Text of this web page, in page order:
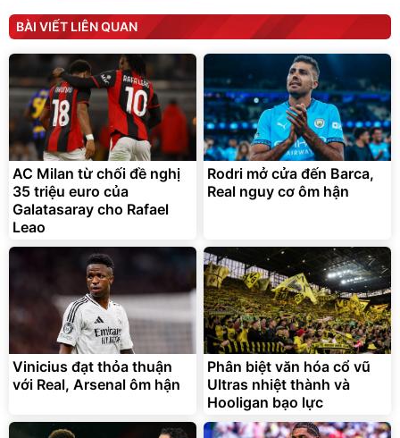
Bơm Lốp Kích Bình Ô Tô
V2 4in1 MEDICAR –
12.000mAh
2.690.000đ
1.335.100
cao áp có tạo bọt tuyết
399.000đ
BÀI VIẾT LIÊN QUAN
AC Milan từ chối đề nghị
35 triệu euro của
Galatasaray cho Rafael
Leao
Rodri mở cửa đến Barca,
Real nguy cơ ôm hận
Vinicius đạt thỏa thuận
với Real, Arsenal ôm hận
Phân biệt văn hóa cổ vũ
Ultras nhiệt thành và
Hooligan bạo lực